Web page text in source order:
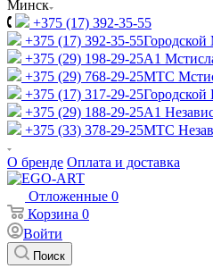
Минск
+375 (17) 392-35-55
+375 (17) 392-35-55Городской
+375 (29) 198-29-25A1
+375 (29) 768-29-25МТС
+375 (17) 317-29-25Городской
+375 (29) 188-29-25A1
+375 (33) 378-29-25МТС
О бренде Оплата и доставка
Отложенные 0
Корзина 0
Войти
Поиск